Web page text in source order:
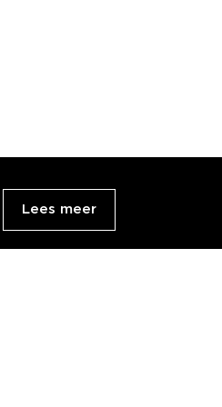
Lees meer